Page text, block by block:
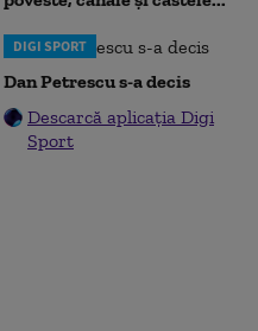
DIGI SPORT
Dan Petrescu s-a decis
Descarcă aplicația Digi
Sport